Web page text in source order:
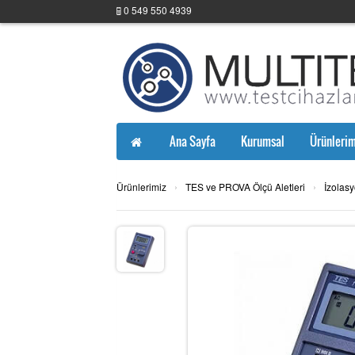
0 549 550 4939
Ana Sayfa Kurumsal
Ürünlerimiz › TES ve PROVA Ölçü Aletleri ›